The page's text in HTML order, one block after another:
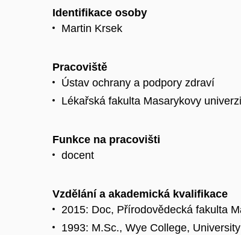
Identifikace osoby
Martin Krsek
Pracoviště
Ústav ochrany a podpory zdraví
Lékařská fakulta Masarykovy
Funkce na pracovišti
docent
Vzdělání a akademická kvalifikace
2015: Doc, Přírodovědecká fakulta
1993: M.Sc., Wye College,